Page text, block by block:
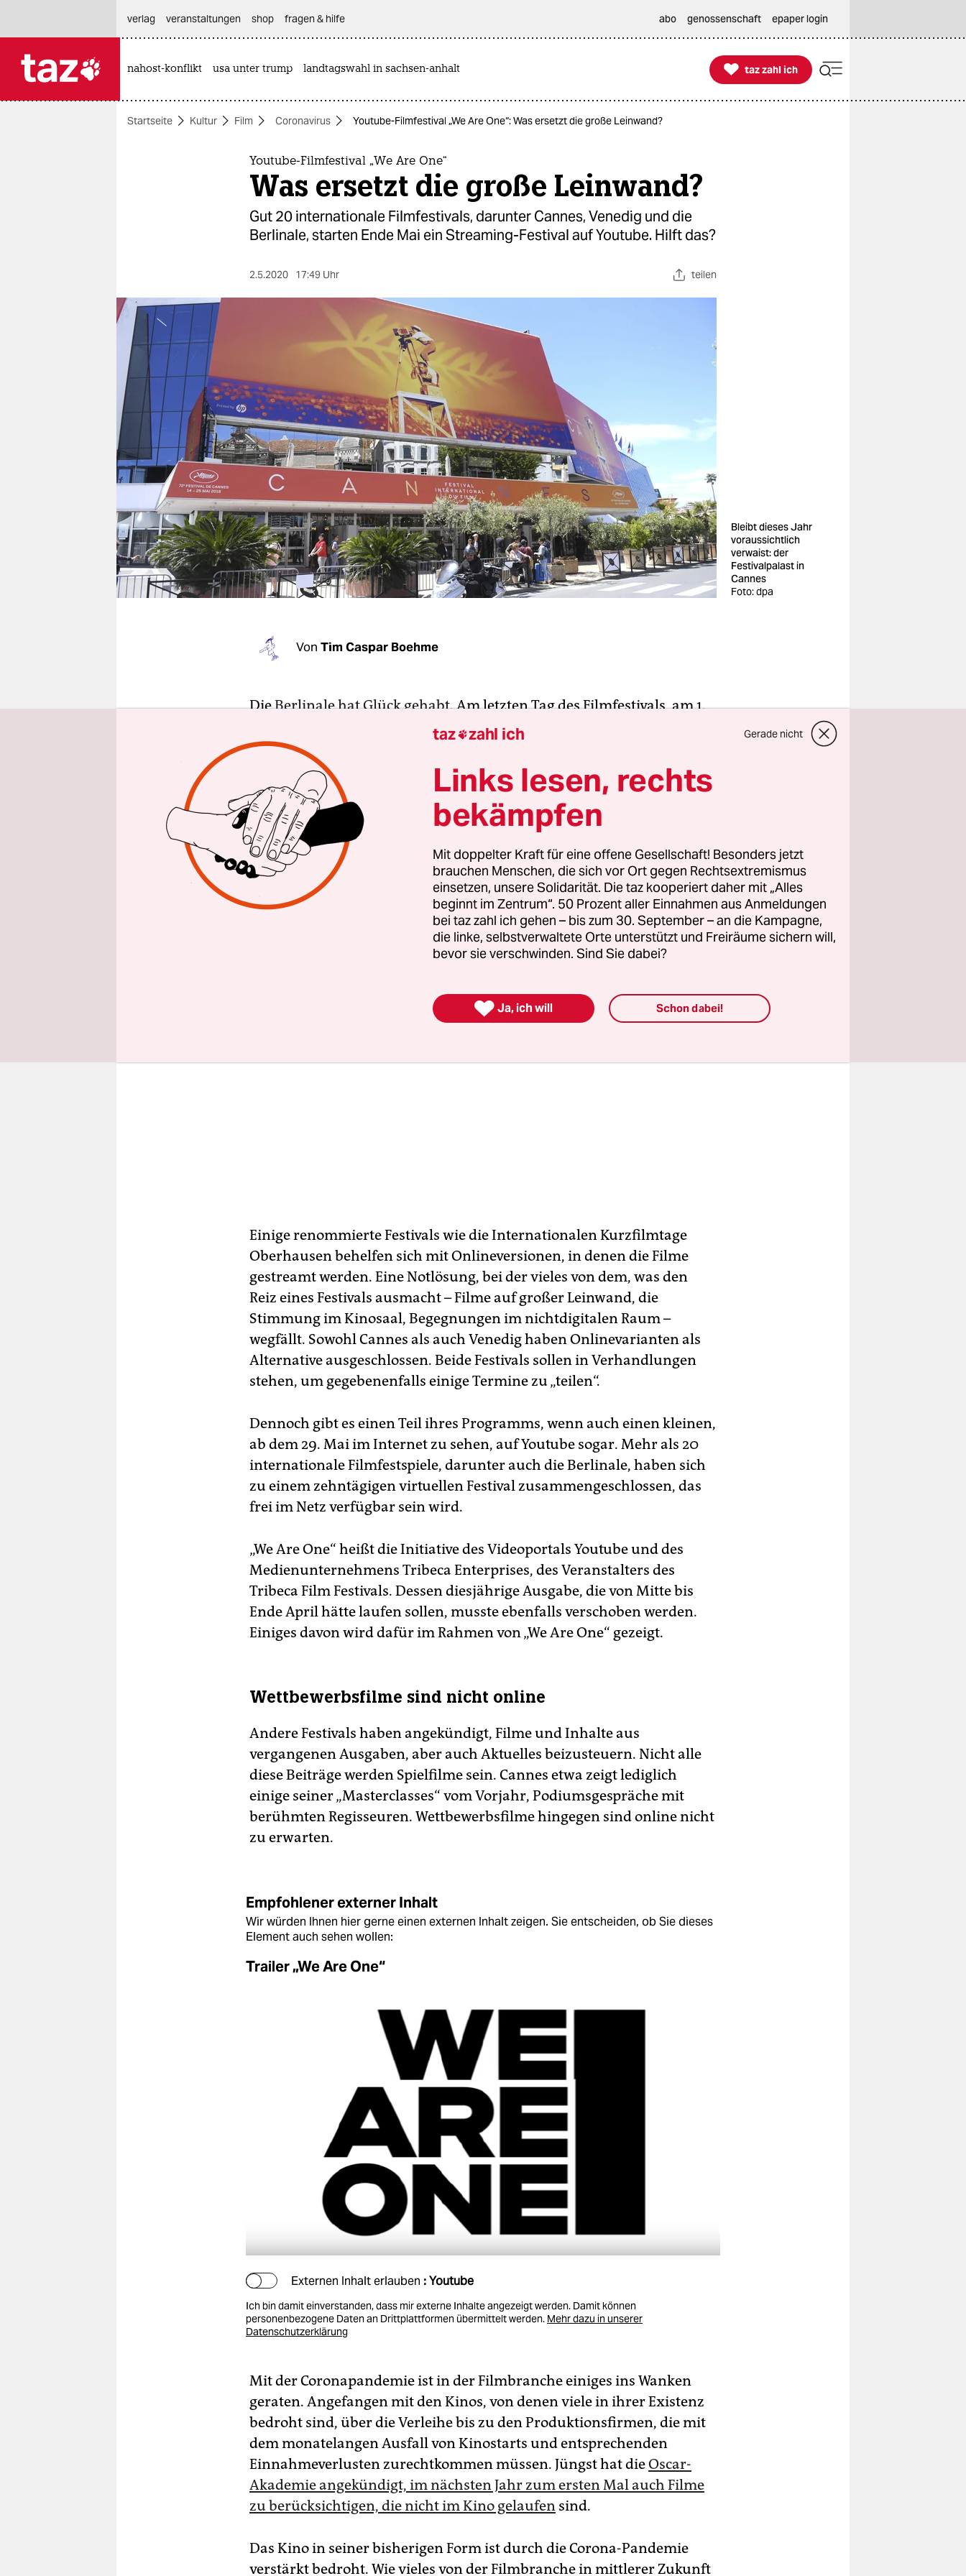
themen
berlin
nord
wahrheit
verlag
verlag
veranstaltungen
shop
fragen & hilfe
unterstützen
abo
verlag
veranstaltungen shop fragen & hilfe abo genossenschaft epaper login
nahost-konflikt usa unter trump landtagswahl in sachsen-anhalt 
taz zahl ich
taz zahl ich
Startseite Kultur Film Coronavirus Youtube-Filmfestival „We Are One“: Was ersetzt die große Leinwand?
Youtube-Filmfestival „We Are One“
Was ersetzt die große Leinwand?
Gut 20 internationale Filmfestivals, darunter Cannes, Venedig und die
Berlinale, starten Ende Mai ein Streaming-Festival auf Youtube. Hilft das?
2.5.2020 17:49 Uhr teilen
Bleibt dieses Jahr
voraussichtlich
verwaist: der
Festivalpalast in
Cannes
Foto: dpa
Von Tim Caspar Boehme
DieBerlinale hat Glück gehabt. Am letzten Tag des Filmfestivals, am 1.
März, wurde in Berlin die erste Coronavirusinfektion bestätigt. Zwei
Wochen später mussten die Kinos in Deutschland aus
Sicherheitsgründen schließen. Bis auf Weiteres.
Anderen Filmfestivals ist es schlechter ergangen. In Cannes sahen sich
die Filmfestspiele zunächst gezwungen, den für Mitte Mai geplanten
Start zu verschieben. Inzwischen ist auch der Ausweichtermin Ende
Juni nicht mehr möglich. Abgesagt ist das Filmfestival offiziell noch
nicht, doch hat der Bewegungsspielraum in der zweiten Jahreshälfte
natürliche Grenzen: Anfang September beginnen die Filmfestspiele
von Venedig. Bisher jedenfalls hält man dort an diesem Termin fest.
Einige renommierte Festivals wie die Internationalen Kurzfilmtage
Oberhausen behelfen sich mit Onlineversionen, in denen die Filme
gestreamt werden. Eine Notlösung, bei der vieles von dem, was den
Reiz eines Festivals ausmacht – Filme auf großer Leinwand, die
Stimmung im Kinosaal, Begegnungen im nichtdigitalen Raum –
wegfällt. Sowohl Cannes als auch Venedig haben Onlinevarianten als
Alternative ausgeschlossen. Beide Festivals sollen in Verhandlungen
stehen, um gegebenenfalls einige Termine zu „teilen“.
Dennoch gibt es einen Teil ihres Programms, wenn auch einen kleinen,
ab dem 29. Mai im Internet zu sehen, auf Youtube sogar. Mehr als 20
internationale Filmfestspiele, darunter auch die Berlinale, haben sich
zu einem zehntägigen virtuellen Festival zusammengeschlossen, das
frei im Netz verfügbar sein wird.
„We Are One“ heißt die Initiative des Videoportals Youtube und des
Medienunternehmens Tribeca Enterprises, des Veranstalters des
Tribeca Film Festivals. Dessen diesjährige Ausgabe, die von Mitte bis
Ende April hätte laufen sollen, musste ebenfalls verschoben werden.
Einiges davon wird dafür im Rahmen von „We Are One“ gezeigt.
Wettbewerbsfilme sind nicht online
Andere Festivals haben angekündigt, Filme und Inhalte aus
vergangenen Ausgaben, aber auch Aktuelles beizusteuern. Nicht alle
diese Beiträge werden Spielfilme sein. Cannes etwa zeigt lediglich
einige seiner „Masterclasses“ vom Vorjahr, Podiumsgespräche mit
berühmten Regisseuren. Wettbewerbsfilme hingegen sind online nicht
zu erwarten.
Empfohlener externer Inhalt
Wir würden Ihnen hier gerne einen externen Inhalt zeigen. Sie entscheiden, ob Sie dieses
Element auch sehen wollen:
Trailer „We Are One“
Externen Inhalt erlauben : Youtube
Ich bin damit einverstanden, dass mir externe Inhalte angezeigt werden. Damit können
personenbezogene Daten an Drittplattformen übermittelt werden. Mehr dazu in unserer
Datenschutzerklärung
Mit der Coronapandemie ist in der Filmbranche einiges ins Wanken
geraten. Angefangen mit den Kinos, von denen viele in ihrer Existenz
bedroht sind, über die Verleihe bis zu den Produk­tions­firmen, die mit
dem monatelangen ­Ausfall von Kinostarts und entsprechenden
Einnahmeverlusten zurechtkommen müssen. Jüngst hat dieOscar-
Akademie angekündigt, im nächsten Jahr zum ersten Mal auch Filme
zu berücksichtigen, die nicht im Kino gelaufen sind.
Das Kino in seiner bisherigen Form ist durch die Corona-Pandemie
verstärkt bedroht. Wie vieles von der Filmbranche in mittlerer Zukunft
taz zahl ich Gerade nicht
Links lesen, rechts
bekämpfen
Mit doppelter Kraft für eine offene Gesellschaft! Besonders jetzt
brauchen Menschen, die sich vor Ort gegen Rechtsextremismus
einsetzen, unsere Solidarität. Die taz kooperiert daher mit „Alles
beginnt im Zentrum“. 50 Prozent aller Einnahmen aus Anmeldungen
bei taz zahl ich gehen – bis zum 30. September – an die Kampagne,
die linke, selbstverwaltete Orte unterstützt und Freiräume sichern will,
bevor sie verschwinden. Sind Sie dabei?
 Ja, ich will Schon dabei!